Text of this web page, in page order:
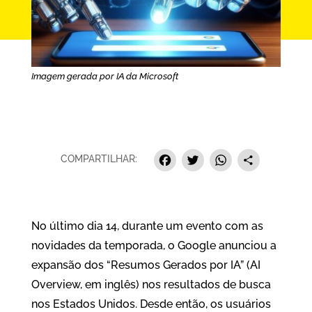
Imagem gerada por IA da Microsoft
COMPARTILHAR: Facebook
Twitter
No último dia 14, durante um evento com as
novidades da temporada, o Google anunciou a
expansão dos “Resumos Gerados por IA” (AI
Overview, em inglês) nos resultados de busca
nos Estados Unidos. Desde então, os usuários